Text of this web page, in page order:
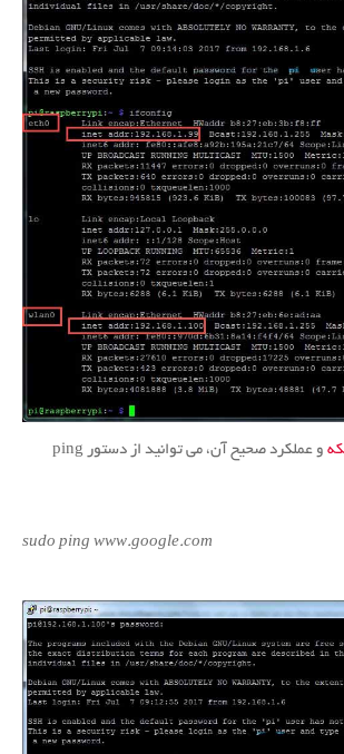
و عملکرد صحیح آن، می توانید از دستور ping
sudo ping www.google.com